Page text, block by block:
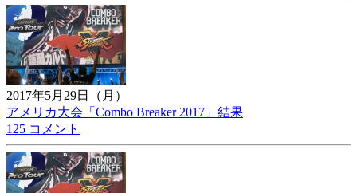
2017年5月29日（月）
アメリカ大会「Combo Breaker 2017」結果
125 コメント